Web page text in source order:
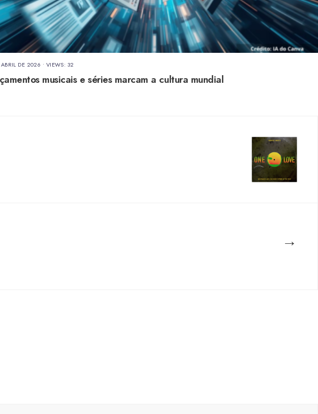
DE 2026 • VIEWS: 32
musicais e séries marcam a cultura mundial
→